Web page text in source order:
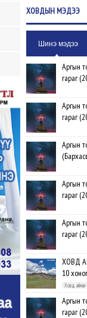
ХОВДЫНМЭДЭЭ
Шинэ мэдээ
Аргын
гараг
Аргын
гараг
Аргын
Аргын
гараг
Аргын
гараг
ХОВД
10
Ховд
Аргын
гараг